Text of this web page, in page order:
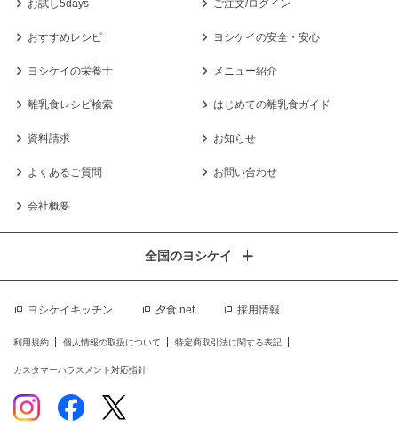
お試し5days ご注文/ログイン
おすすめレシピ ヨシケイの安全・安心
ヨシケイの栄養士 メニュー紹介
離乳食レシピ検索 はじめての離乳食ガイド
資料請求 お知らせ
よくあるご質問 お問い合わせ
会社概要
ヨシケイキッチン 夕食.net 採用情報
全国のヨシケイ
利用規約 個人情報の取扱について 特定商取引法に関する表記
カスタマーハラスメント対応指針